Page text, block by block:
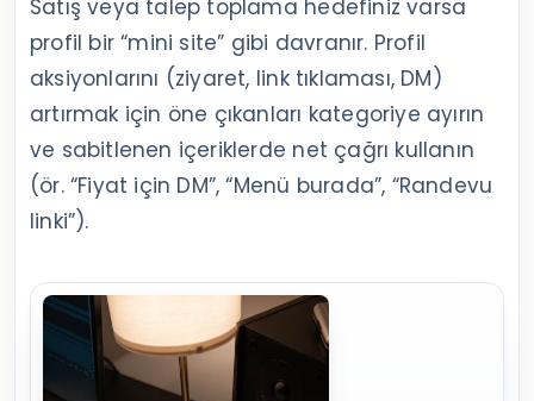
Satış veya talep toplama hedefiniz varsa
profil bir “mini site” gibi davranır. Profil
aksiyonlarını (ziyaret, link tıklaması, DM)
artırmak için öne çıkanları kategoriye ayırın
ve sabitlenen içeriklerde net çağrı kullanın
(ör. “Fiyat için DM”, “Menü burada”, “Randevu
linki”).